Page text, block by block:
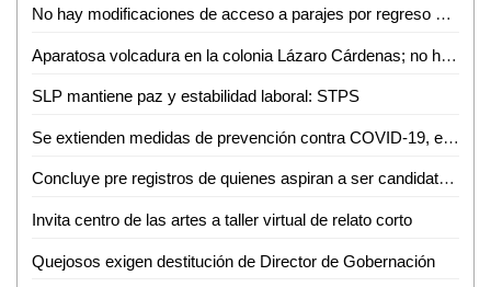
No hay modificaciones de acceso a parajes por regreso al semáforo naranja
Aparatosa volcadura en la colonia Lázaro Cárdenas; no hubo heridos
SLP mantiene paz y estabilidad laboral: STPS
Se extienden medidas de prevención contra COVID-19, en el centro histórico
Concluye pre registros de quienes aspiran a ser candidatos independientes
Invita centro de las artes a taller virtual de relato corto
Quejosos exigen destitución de Director de Gobernación